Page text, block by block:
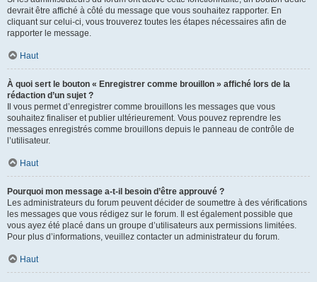
devrait être affiché à côté du message que vous souhaitez rapporter. En
cliquant sur celui-ci, vous trouverez toutes les étapes nécessaires afin de
rapporter le message.
Haut
À quoi sert le bouton « Enregistrer comme brouillon » affiché lors de la
rédaction d’un sujet ?
Il vous permet d’enregistrer comme brouillons les messages que vous
souhaitez finaliser et publier ultérieurement. Vous pouvez reprendre les
messages enregistrés comme brouillons depuis le panneau de contrôle de
l’utilisateur.
Haut
Pourquoi mon message a-t-il besoin d’être approuvé ?
Les administrateurs du forum peuvent décider de soumettre à des vérifications
les messages que vous rédigez sur le forum. Il est également possible que
vous ayez été placé dans un groupe d’utilisateurs aux permissions limitées.
Pour plus d’informations, veuillez contacter un administrateur du forum.
Haut